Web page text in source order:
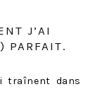
J’AI
PARFAIT.
traînent dans